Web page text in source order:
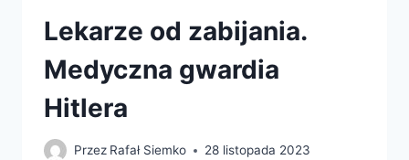
Lekarze od zabijania.
Medyczna gwardia
Hitlera
Przez Rafał Siemko 28 listopada 2023